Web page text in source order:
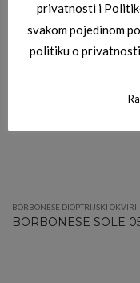
BORBONESE DIOPTRIJSKI OKVIRI
BORBONESE SOLE
privatnosti i
svakom pojedinom
politiku o